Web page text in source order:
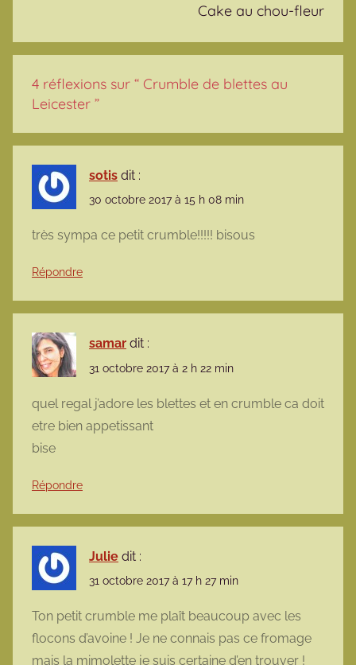
Cake au chou-fleur
4 réflexions sur “ Crumble de blettes au
Leicester ”
sotis dit :
30 octobre 2017 à 15 h 08 min
très sympa ce petit crumble!!!!! bisous
Répondre
samar dit :
31 octobre 2017 à 2 h 22 min
quel regal j’adore les blettes et en crumble ca doit
etre bien appetissant
bise
Répondre
Julie dit :
31 octobre 2017 à 17 h 27 min
Ton petit crumble me plaît beaucoup avec les
flocons d’avoine ! Je ne connais pas ce fromage
mais la mimolette je suis certaine d’en trouver !